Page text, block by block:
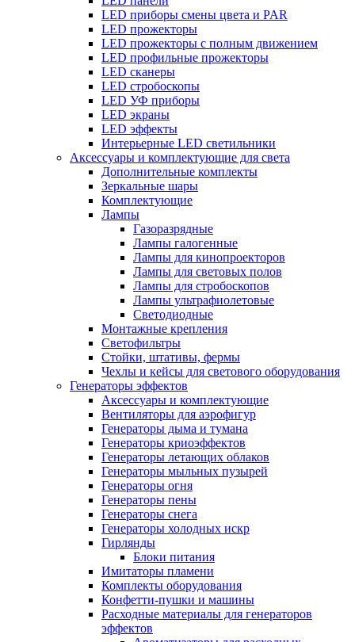
LED приборы смены цвета и PAR
LED прожекторы
LED прожекторы с полным движением
LED профильные прожекторы
LED сканеры
LED стробоскопы
LED УФ приборы
LED экраны
LED эффекты
Интерьерные LED светильники
Аксессуары и комплектующие для света
Дополнительные комплекты
Зеркальные шары
Комплектующие
Лампы
Газоразрядные
Лампы галогенные
Лампы для кинопроекторов
Лампы для световых полов
Лампы для стробоскопов
Лампы ультрафиолетовые
Светодиодные
Монтажные крепления
Светофильтры
Стойки, штативы, фермы
Чехлы и кейсы для светового оборудования
Генераторы эффектов
Аксессуары и комплектующие
Вентиляторы для аэрофигур
Генераторы дыма и тумана
Генераторы криоэффектов
Генераторы летающих облаков
Генераторы мыльных пузырей
Генераторы огня
Генераторы пены
Генераторы снега
Генераторы холодных искр
Гирлянды
Блоки питания
Имитаторы пламени
Комплекты оборудования
Конфетти-пушки и машины
Расходные материалы для генераторов
эффектов